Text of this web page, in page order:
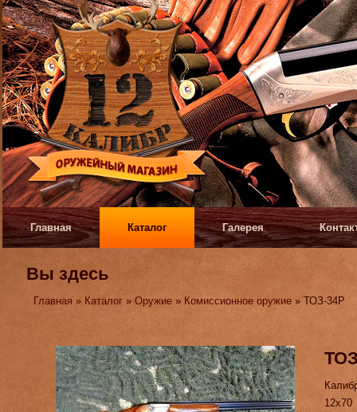
Главная Каталог Галерея
Вы здесь
Главная » Каталог »Оружие » Комиссионное оружие » ТОЗ-34Р
12х70